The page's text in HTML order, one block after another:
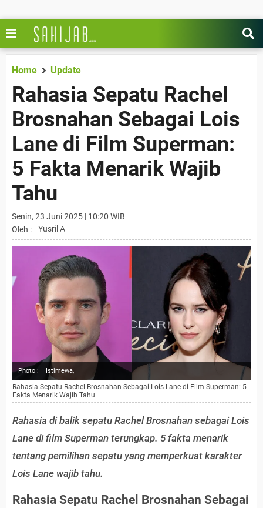
Home Update
Rahasia Sepatu Rachel
Brosnahan Sebagai Lois
Lane di Film Superman:
5 Fakta Menarik Wajib
Tahu
Senin, 23 Juni 2025 | 10:20 WIB
Oleh :
Yusril A
Photo : Istimewa,
Rahasia Sepatu Rachel Brosnahan Sebagai Lois Lane di Film Superman: 5
Fakta Menarik Wajib Tahu
Rahasia di balik sepatu Rachel Brosnahan sebagai Lois
Lane di film Superman terungkap. 5 fakta menarik
tentang pemilihan sepatu yang memperkuat karakter
Lois Lane wajib tahu.
Rahasia Sepatu Rachel Brosnahan Sebagai